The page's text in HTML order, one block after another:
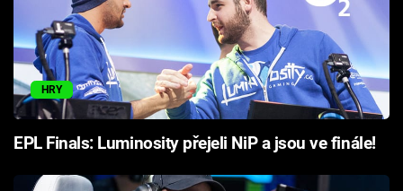
HRY
EPL Finals: Luminosity přejeli NiP a jsou ve finále!